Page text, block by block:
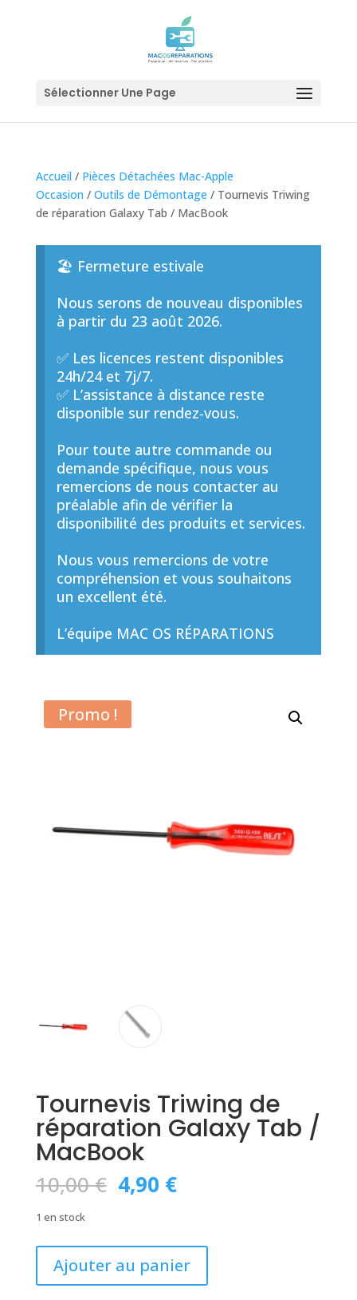
Sélectionner Une Page
Accueil / Pièces Détachées Mac-Apple
Occasion / Outils de Démontage / Tournevis Triwing
de réparation Galaxy Tab / MacBook
🏖️ Fermeture estivale
Nous serons de nouveau disponibles
à partir du 23 août 2026.
✅ Les licences restent disponibles
24h/24 et 7j/7.
✅ L’assistance à distance reste
disponible sur rendez-vous.
Pour toute autre commande ou
demande spécifique, nous vous
remercions de nous contacter au
préalable afin de vérifier la
disponibilité des produits et services.
Nous vous remercions de votre
compréhension et vous souhaitons
un excellent été.
L’équipe MAC OS RÉPARATIONS
Promo !
Tournevis Triwing de
réparation Galaxy Tab /
MacBook
10,00€ Le
prix
était :
10,00 €.
4,90 €Le
prix
est :
4,90 €.
1 en stock
Tournevis
Ajouter au panier